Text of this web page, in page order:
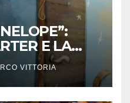
E LA
VITTORIA